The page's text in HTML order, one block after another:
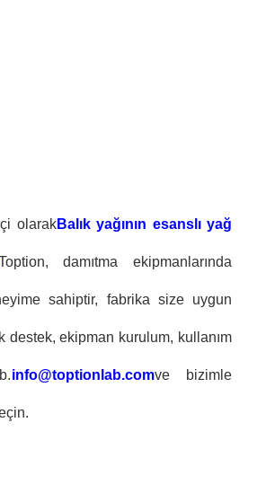
olarakBalık yağının esanslı yağ
damıtma ekipmanlarında
sahiptir, fabrika size uygun
destek, ekipman kurulum, kullanım
info@toptionlab.comve bizimle